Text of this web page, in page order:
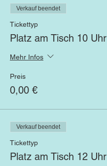
Verkauf beendet
Tickettyp
Platz am Tisch 10 Uhr
Mehr Infos
Preis
0,00 €
Verkauf beendet
Tickettyp
Platz am Tisch 12 Uhr